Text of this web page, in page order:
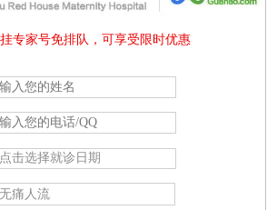
专家号免排队，可享受限时优惠